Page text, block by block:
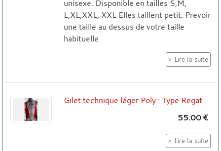
unisexe. Disponible en tailles S,M,
L,XL,XXL, XXL Elles taillent petit. Prevoir
une taille au dessus de votre taille
habituelle
Lire la suite
Gilet technique léger Poly : Type Regat
55.00 €
Lire la suite